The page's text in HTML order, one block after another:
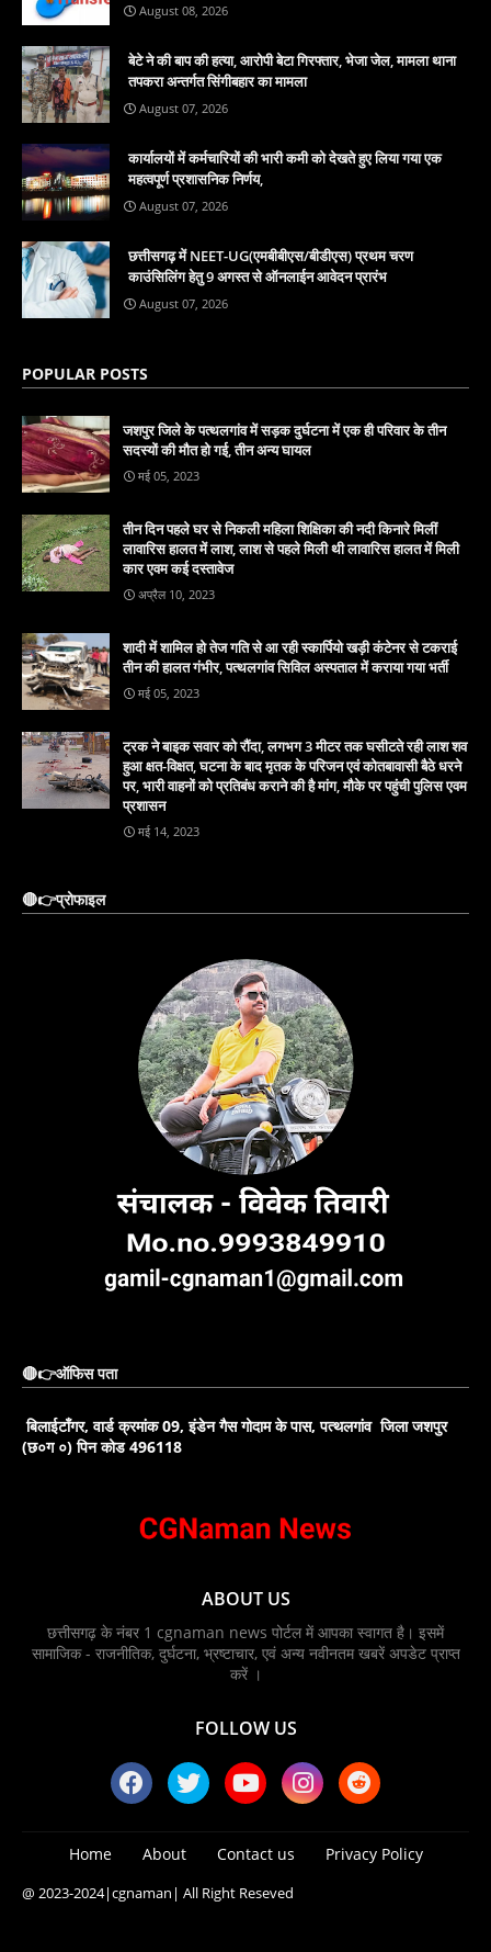
August 08, 2026
बेटे ने की बाप की हत्या, आरोपी बेटा गिरफ्तार, भेजा जेल, मामला थाना
तपकरा अन्तर्गत सिंगीबहार का मामला
August 07, 2026
कार्यालयों में कर्मचारियों की भारी कमी को देखते हुए लिया गया एक
महत्वपूर्ण प्रशासनिक निर्णय,
August 07, 2026
छत्तीसगढ़ में NEET-UG(एमबीबीएस/बीडीएस) प्रथम चरण
काउंसिलिंग हेतु 9 अगस्त से ऑनलाईन आवेदन प्रारंभ
August 07, 2026
POPULAR POSTS
जशपुर जिले के पत्थलगांव में सड़क दुर्घटना में एक ही परिवार के तीन
सदस्यों की मौत हो गई, तीन अन्य घायल
मई 05, 2023
तीन दिन पहले घर से निकली महिला शिक्षिका की नदी किनारे मिलीं
लावारिस हालत में लाश, लाश से पहले मिली थी लावारिस हालत में मिली
कार एवम कई दस्तावेज
अप्रैल 10, 2023
शादी में शामिल हो तेज गति से आ रही स्कार्पियो खड़ी कंटेनर से टकराई
तीन की हालत गंभीर, पत्थलगांव सिविल अस्पताल में कराया गया भर्ती
मई 05, 2023
ट्रक ने बाइक सवार को रौंदा, लगभग 3 मीटर तक घसीटते रही लाश शव
हुआ क्षत-विक्षत, घटना के बाद मृतक के परिजन एवं कोतबावासी बैठे धरने
पर, भारी वाहनों को प्रतिबंध कराने की है मांग, मौके पर पहुंची पुलिस एवम
प्रशासन
मई 14, 2023
🔴👉प्रोफाइल
🔴👉ऑफिस पता
बिलाईटाँगर, वार्ड क्रमांक 09, इंडेन गैस गोदाम के पास, पत्थलगांव जिला जशपुर
(छ०ग ०) पिन कोड 496118
ABOUT US
छत्तीसगढ़ के नंबर 1 cgnaman news पोर्टल में आपका स्वागत है। इसमें
सामाजिक - राजनीतिक, दुर्घटना, भ्रष्टाचार, एवं अन्य नवीनतम खबरें अपडेट प्राप्त
करें ।
FOLLOW US
Home About Contact us Privacy Policy
@ 2023-2024|cgnaman| All Right Reseved